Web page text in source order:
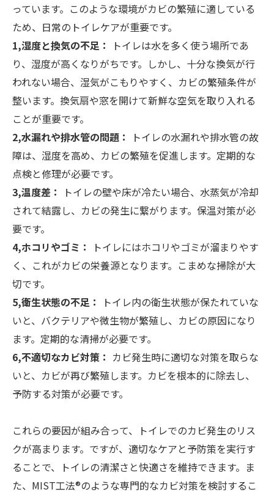
っています。このような環境がカビの繁殖に適している
ため、日常のトイレケアが重要です。
1,湿度と換気の不足：
トイレは水を多く使う場所であ
り、湿度が高くなりがちです。しかし、十分な換気が行
われない場合、湿気がこもりやすく、カビの繁殖条件が
整います。換気扇や窓を開けて新鮮な空気を取り入れる
ことが重要です。
2,水漏れや排水管の問題：
トイレの水漏れや排水管の故
障は、湿度を高め、カビの繁殖を促進します。定期的な
点検と修理が必要です。
3,温度差：
トイレの壁や床が冷たい場合、水蒸気が冷却
されて結露し、カビの発生に繋がります。保温対策が必
要です。
4,ホコリやゴミ：
トイレにはホコリやゴミが溜まりやす
く、これがカビの栄養源となります。こまめな掃除が大
切です。
5,衛生状態の不足：
トイレ内の衛生状態が保たれていな
いと、バクテリアや微生物が繁殖し、カビの原因になり
ます。定期的な清掃が必要です。
6,不適切なカビ対策： カビ発生時に適切な対策を取らな
いと、カビが再び繁殖します。カビを根本的に除去し、
予防する対策が必要です。
これらの要因が組み合って、トイレでのカビ発生のリス
クが高まります。ですが、適切なケアと予防策を実行す
ることで、トイレの清潔さと快適さを維持できます。ま
た、MIST工法®のような専門的なカビ対策を検討するこ